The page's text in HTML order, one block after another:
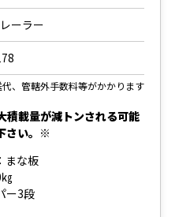
ーラー
、管轄外手数料等がかかります
載量が減トンされる可能
さい。※
まな板
ー3段